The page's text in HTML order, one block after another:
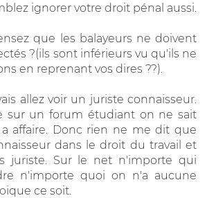
ignorer votre droit pénal aussi.
que les balayeurs ne doivent
?(ils sont inférieurs vu qu'ils ne
en reprenant vos dires ??).
allez voir un juriste connaisseur.
sur un forum étudiant on ne sait
affaire. Donc rien ne me dit que
dans le droit du travail et
juriste. Sur le net n'importe qui
n'importe quoi on n'a aucune
ce soit.